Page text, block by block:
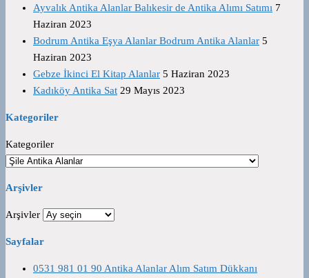
Ayvalık Antika Alanlar Balıkesir de Antika Alımı Satımı 7
Haziran 2023
Bodrum Antika Eşya Alanlar Bodrum Antika Alanlar 5
Haziran 2023
Gebze İkinci El Kitap Alanlar 5 Haziran 2023
Kadıköy Antika Sat 29 Mayıs 2023
Kategoriler
Kategoriler
Arşivler
Arşivler
Sayfalar
0531 981 01 90 Antika Alanlar Alım Satım Dükkanı